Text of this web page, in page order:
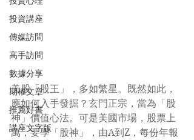
投資講座
傳媒訪問
高手訪問
數據分享
期權文章
推薦好書
講座文字版
美股「股王」，多如繁星。既然如此，
應如何入手發掘？玄門正宗，當為「股
神」價值心法。可是美國市場，股票上
萬，要學「股神」，由A到Z，每份年報